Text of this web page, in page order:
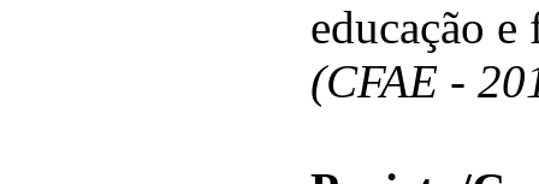
educação e
(CFAE -